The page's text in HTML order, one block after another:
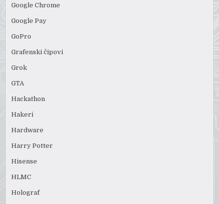
Google Chrome
Google Pay
GoPro
Grafenski čipovi
Grok
GTA
Hackathon
Hakeri
Hardware
Harry Potter
Hisense
HLMC
Holograf